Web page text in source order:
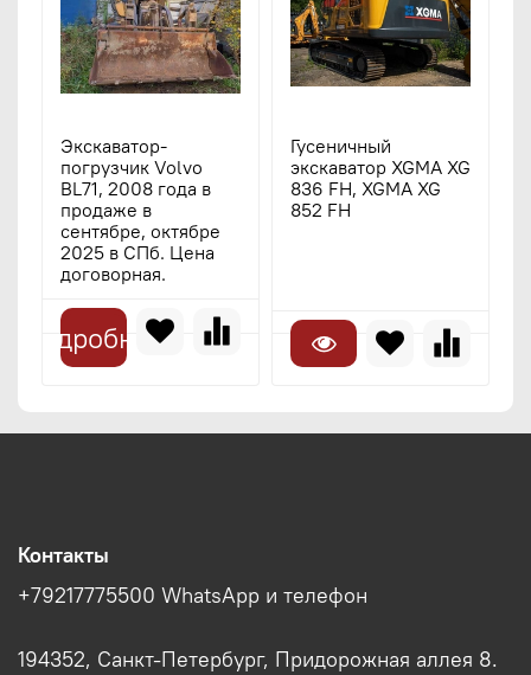
Экскаватор-
погрузчик Volvo
BL71, 2008 года в
продаже в
сентябре, октябре
2025 в СПб. Цена
договорная.
Подробнее
Гусеничный
экскаватор XGMA XG
836 FH, XGMA XG
852 FH
Контакты
+79217775500 WhatsApp и телефон
194352, Санкт-Петербург, Придорожная аллея 8.